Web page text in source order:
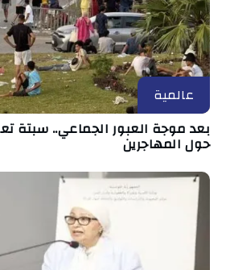
عالمية
بعد موجة العبور الجماعي.. سبتة
حول المهاجرين